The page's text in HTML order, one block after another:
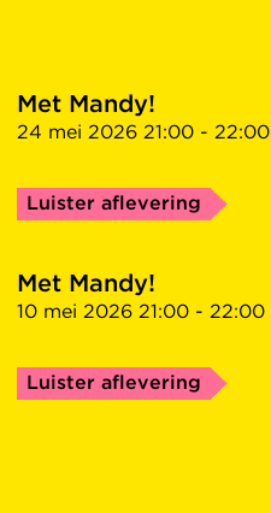
Met Mandy!
24 mei 2026 21:00 - 22:00
Luister aflevering
Met Mandy!
10 mei 2026 21:00 - 22:00
Luister aflevering